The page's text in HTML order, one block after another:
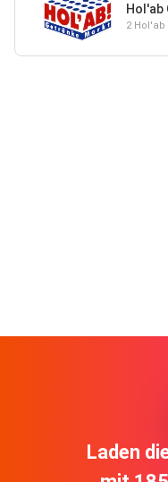
Hol'ab
2
Laden